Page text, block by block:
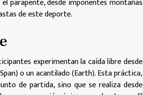
parapente, desde imponentes montañas
de este deporte.
experimentan la caída libre desde
o un acantilado (Earth). Esta práctica,
de partida, sino que se realiza desde